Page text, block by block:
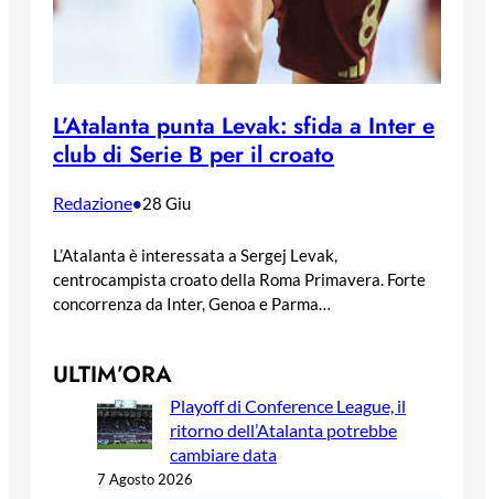
L’Atalanta punta Levak: sfida a Inter e
club di Serie B per il croato
Redazione•28 Giu
L’Atalanta è interessata a Sergej Levak,
centrocampista croato della Roma Primavera. Forte
concorrenza da Inter, Genoa e Parma…
ULTIM’ORA
Playoff di Conference League, il
ritorno dell’Atalanta potrebbe
cambiare data
7 Agosto 2026